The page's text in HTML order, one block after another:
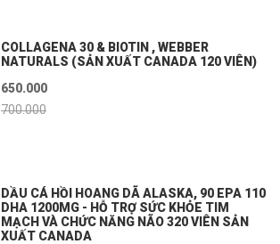
COLLAGENA 30 & BIOTIN , WEBBER
NATURALS (SẢN XUẤT CANADA 120 VIÊN)
650.000
700.000
DẦU CÁ HỒI HOANG DÃ ALASKA, 90 EPA 110
DHA 1200MG - HỖ TRỢ SỨC KHỎE TIM
MẠCH VÀ CHỨC NĂNG NÃO 320 VIÊN SẢN
XUẤT CANADA